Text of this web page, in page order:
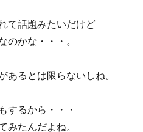
て話題みたいだけど
のかな・・・。
あるとは限らないしね。
するから・・・
みたんだよね。